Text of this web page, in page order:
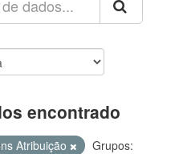
encontrado
Atribuição
Grupos: